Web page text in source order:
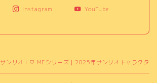
Instagram
YouTube
サンリオ I ♡ MEシリーズ｜2025年サンリオキャラクター